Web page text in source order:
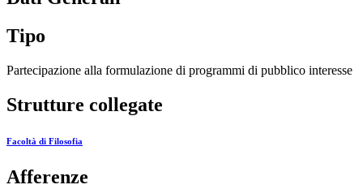
Tipo
Partecipazione alla formulazione di programmi di pubblico interesse
Strutture collegate
Facoltà di Filosofia
Afferenze